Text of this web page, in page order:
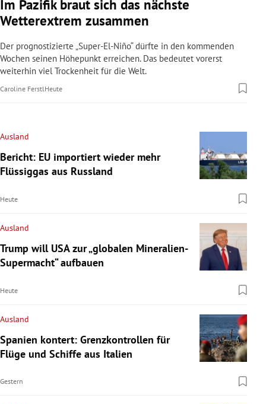
Im Pazifik braut sich das nächste
Wetterextrem zusammen
Der prognostizierte „Super-El-Niño“ dürfte in den kommenden
Wochen seinen Höhepunkt erreichen. Das bedeutet vorerst
weiterhin viel Trockenheit für die Welt.
Caroline Ferstl Heute
Ausland
Bericht: EU importiert wieder mehr
Flüssiggas aus Russland
Heute
Ausland
Trump will USA zur „globalen Mineralien-
Supermacht“ aufbauen
Heute
Ausland
Spanien kontert: Grenzkontrollen für
Flüge und Schiffe aus Italien
Gestern